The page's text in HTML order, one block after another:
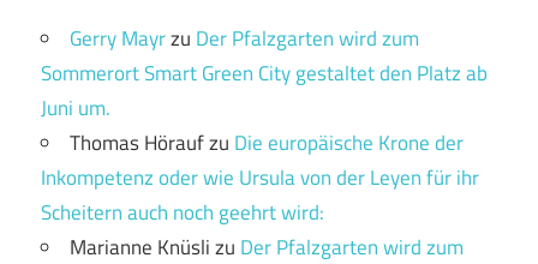
Gerry Mayrzu Der Pfalzgarten wird zum
Sommerort Smart Green City gestaltet den Platz ab
Juni um.
Thomas Höraufzu Die europäische Krone der
Inkompetenz oder wie Ursula von der Leyen für ihr
Scheitern auch noch geehrt wird:
Marianne Knüslizu Der Pfalzgarten wird zum